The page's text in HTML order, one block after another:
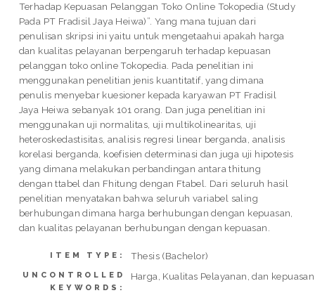
Terhadap Kepuasan Pelanggan Toko Online Tokopedia (Study
Pada PT Fradisil Jaya Heiwa)”. Yang mana tujuan dari
penulisan skripsi ini yaitu untuk mengetaahui apakah harga
dan kualitas pelayanan berpengaruh terhadap kepuasan
pelanggan toko online Tokopedia. Pada penelitian ini
menggunakan penelitian jenis kuantitatif, yang dimana
penulis menyebar kuesioner kepada karyawan PT Fradisil
Jaya Heiwa sebanyak 101 orang. Dan juga penelitian ini
menggunakan uji normalitas, uji multikolinearitas, uji
heteroskedastisitas, analisis regresi linear berganda, analisis
korelasi berganda, koefisien determinasi dan juga uji hipotesis
yang dimana melakukan perbandingan antara thitung
dengan ttabel dan Fhitung dengan Ftabel. Dari seluruh hasil
penelitian menyatakan bahwa seluruh variabel saling
berhubungan dimana harga berhubungan dengan kepuasan,
dan kualitas pelayanan berhubungan dengan kepuasan.
ITEM TYPE: Thesis (Bachelor)
UNCONTROLLED
KEYWORDS:
Harga, Kualitas Pelayanan, dan